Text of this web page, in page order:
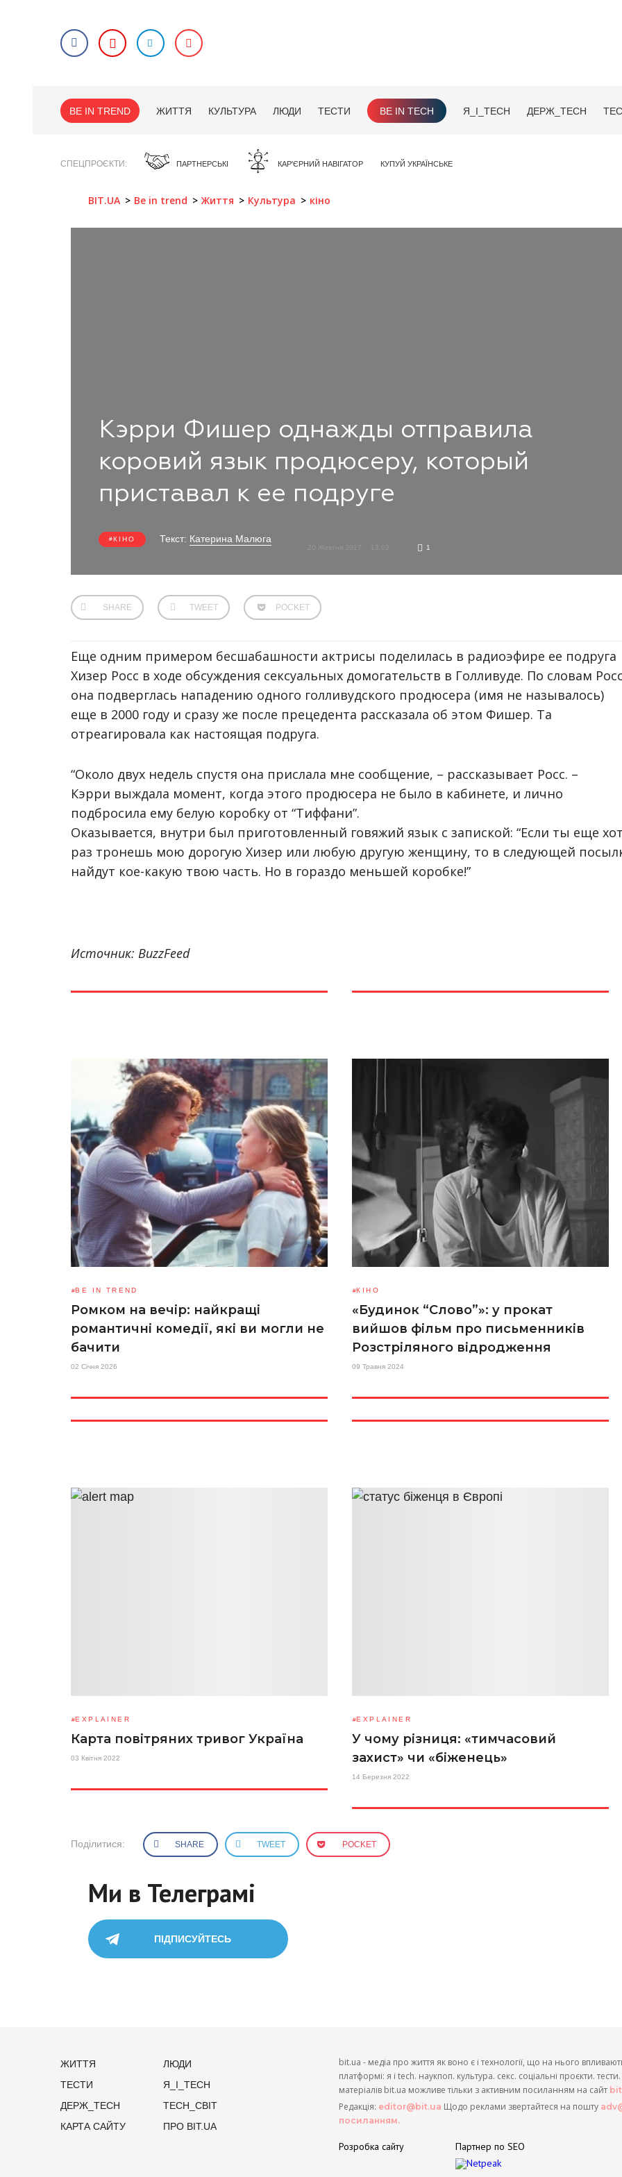
BE IN TREND ЖИТТЯ КУЛЬТУРА ЛЮДИ ТЕСТИ BE IN TECH Я_І_TECH ДЕРЖ_TECH
СПЕЦПРОЄКТИ ПАРТНЕРСЬКІ КАР'ЄРНИЙ НАВІГАТОР КУПУЙ УКРАЇНСЬКЕ
BIT.UA Be in trend Життя Культура кіно
Кэрри Фишер однажды отправила
коровий язык продюсеру, который
приставал к ее подруге
КІНО Текст: Катерина Малюга
20 Жовтня 2017 1
SHARE TWEET POCKET
Еще одним примером бесшабашности актрисы поделилась в радиоэфире ее подруга
Хизер Росс в ходе обсуждения сексуальных домогательств в Голливуде. По словам
она подверглась нападению одного голливудского продюсера (имя не называлось)
еще в 2000 году и сразу же после прецедента рассказала об этом Фишер. Та
отреагировала как настоящая подруга.
“Около двух недель спустя она прислала мне сообщение, – рассказывает Росс. –
Кэрри выждала момент, когда этого продюсера не было в кабинете, и лично
подбросила ему белую коробку от “Тиффани”.
Оказывается, внутри был приготовленный говяжий язык с запиской: “Если ты еще
раз тронешь мою дорогую Хизер или любую другую женщину, то в следующей
найдут кое-какую твою часть. Но в гораздо меньшей коробке!”
Источник: BuzzFeed
BE IN TREND
Ромком на вечір: найкращі
романтичні комедії, які ви могли не
бачити
02 Січня 2026
КІНО
«Будинок “Слово”»: у прокат
вийшов фільм про письменників
Розстріляного відродження
09 Травня 2024
EXPLAINER
Карта повітряних тривог Україна
03 Квітня 2022
EXPLAINER
У чому різниця: «тимчасовий
захист» чи «біженець»
14 Березня 2022
Поділитися: SHARE TWEET POCKET
Ми в Телеграмі
ПІДПИСУЙТЕСЬ
ЖИТТЯ
ЛЮДИ
ТЕСТИ
Я_І_TECH
ДЕРЖ_TECH
TECH_СВІТ
КАРТА САЙТУ
ПРО BIT.UA
bit.ua - медіа про життя як воно є і технології, що на нього
платформі: я і tech. наукпоп. культура. секс. соціальні проєкти.
матеріалів bit.ua можливе тільки з активним посиланням на сайт
Редакція: editor@bit.ua Щодо реклами звертайтеся на пошту
посиланням.
Розробка сайту Партнер по SEO